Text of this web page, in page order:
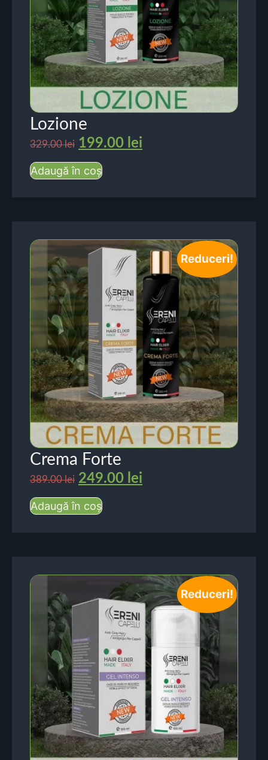
Lozione
329.00lei 199.00 lei
Adaugă în coș
Reduceri!
Crema Forte
389.00lei 249.00 lei
Adaugă în coș
Reduceri!